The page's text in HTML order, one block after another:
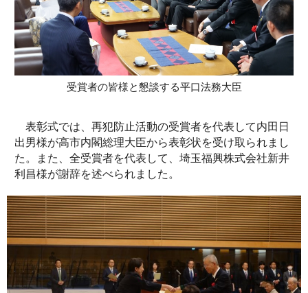
受賞者の皆様と懇談する平口法務大臣
表彰式では、再犯防止活動の受賞者を代表して内田日
出男様が高市内閣総理大臣から表彰状を受け取られまし
た。また、全受賞者を代表して、埼玉福興株式会社新井
利昌様が謝辞を述べられました。